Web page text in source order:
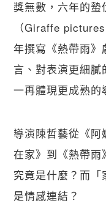
獎無數，六年的
（Giraffe
年撰寫《熱帶雨
言、對表演更細膩
一再體現更成熟的
導演陳哲藝從《
在家》到《熱帶雨
究竟是什麼？而
是情感連結？